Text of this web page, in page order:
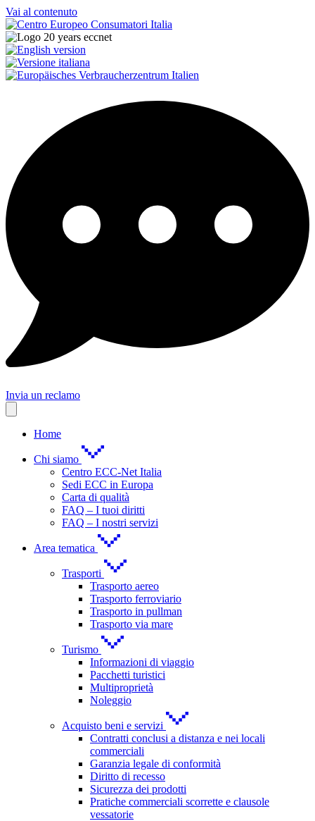
Vai al contenuto
Invia un reclamo
Home
Chi siamo
Centro ECC-Net Italia
Sedi ECC in Europa
Carta di qualità
FAQ – I tuoi diritti
FAQ – I nostri servizi
Area tematica
Trasporti
Trasporto aereo
Trasporto ferroviario
Trasporto in pullman
Trasporto via mare
Turismo
Informazioni di viaggio
Pacchetti turistici
Multiproprietà
Noleggio
Acquisto beni e servizi
Contratti conclusi a distanza e nei locali
commerciali
Garanzia legale di conformità
Diritto di recesso
Sicurezza dei prodotti
Pratiche commerciali scorrette e clausole
vessatorie